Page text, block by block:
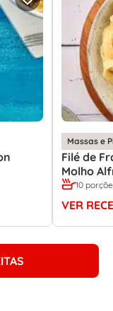
Massas e
Filé de
Molho
10
VER